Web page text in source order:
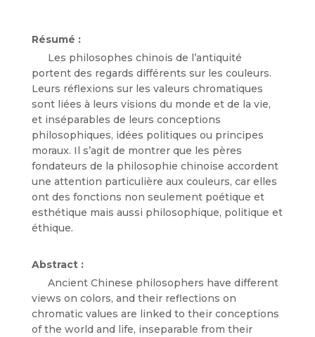
Résumé :
Les philosophes chinois de l’antiquité
portent des regards différents sur les couleurs.
Leurs réflexions sur les valeurs chromatiques
sont liées à leurs visions du monde et de la vie,
et inséparables de leurs conceptions
philosophiques, idées politiques ou principes
moraux. Il s’agit de montrer que les pères
fondateurs de la philosophie chinoise accordent
une attention particulière aux couleurs, car elles
ont des fonctions non seulement poétique et
esthétique mais aussi philosophique, politique et
éthique.
Abstract :
Ancient Chinese philosophers have different
views on colors, and their reflections on
chromatic values ​​are linked to their conceptions
of the world and life, inseparable from their